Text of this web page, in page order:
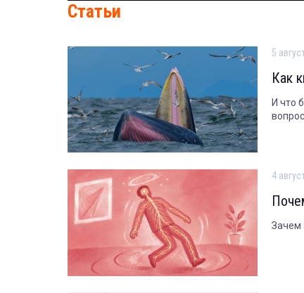
Cтатьи
5
Как
И что
4
Зачем